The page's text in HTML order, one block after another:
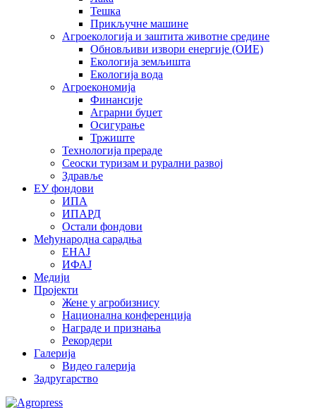
Тешка
Прикључне машине
Агроекологија и заштита животне средине
Обновљиви извори енергије (ОИЕ)
Екологија земљишта
Екологија вода
Агроекономија
Финансије
Аграрни буџет
Осигурање
Тржиште
Технологија прераде
Сеоски туризам и рурални развој
Здравље
ЕУ фондови
ИПА
ИПАРД
Остали фондови
Међународна сарадња
ЕНАЈ
ИФАЈ
Медији
Пројекти
Жене у агробизнису
Национална конференција
Награде и признања
Рекордери
Галерија
Видео галерија
Задругарство